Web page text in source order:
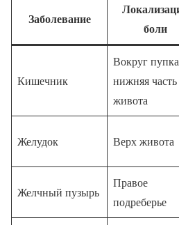
Заболевание
боли
Кишечник
Вокруг
нижняя часть
живота
Желудок Верх живота
Желчный пузырь
Правое
подреберье